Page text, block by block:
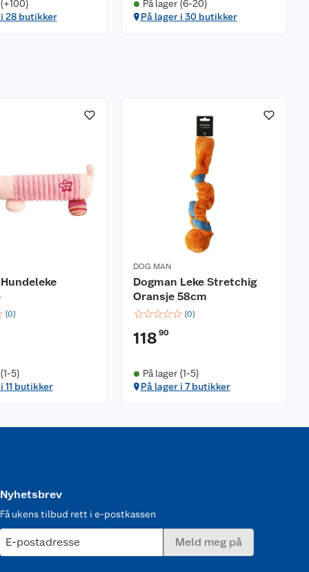
28 butikker
På lager (6-20)
På lager i 30 butikker
(0)
5)
11 butikker
DOG MAN
Dogman Leke Stretchig
Oransje 58cm
☆☆☆☆☆ (0)
118 90
På lager (1-5)
På lager i 7 butikker
Nyhetsbrev
Få ukens tilbud rett i e-postkassen
E-postadresse Meld meg på